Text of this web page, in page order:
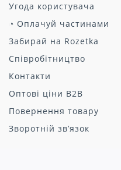
Угода користувача
◔ Оплачуй частинами
Забирай на Rozetka
Співробітництво
Контакти
Оптові ціни B2B
Повернення товару
Зворотній зв’язок